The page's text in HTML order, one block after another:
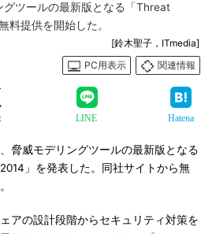
ツールの最新版となる「Threat
料提供を開始した。
[鈴木聖子，ITmedia]
PC用表示
関連情報
LINE Hatena
脅威モデリングツールの最新版となる
」を発表した。同社サイトから無
アの設計段階からセキュリティ対策を